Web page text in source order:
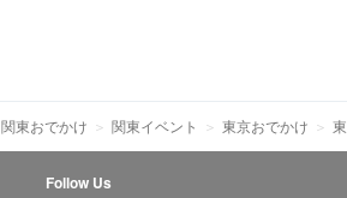
関東おでかけ 関東イベント 東京おでかけ
Follow Us